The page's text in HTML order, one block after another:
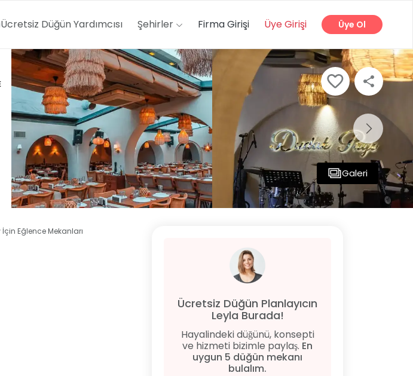
Ücretsiz Düğün Yardımcısı Şehirler Firma Girişi Üye Girişi Üye Ol
Galeri
Eğlence Mekanları
Ücretsiz Düğün Planlayıcın
Leyla Burada!
Hayalindeki düğünü, konsepti
ve hizmeti bizimle paylaş. En
uygun 5 düğün mekanı
bulalım.